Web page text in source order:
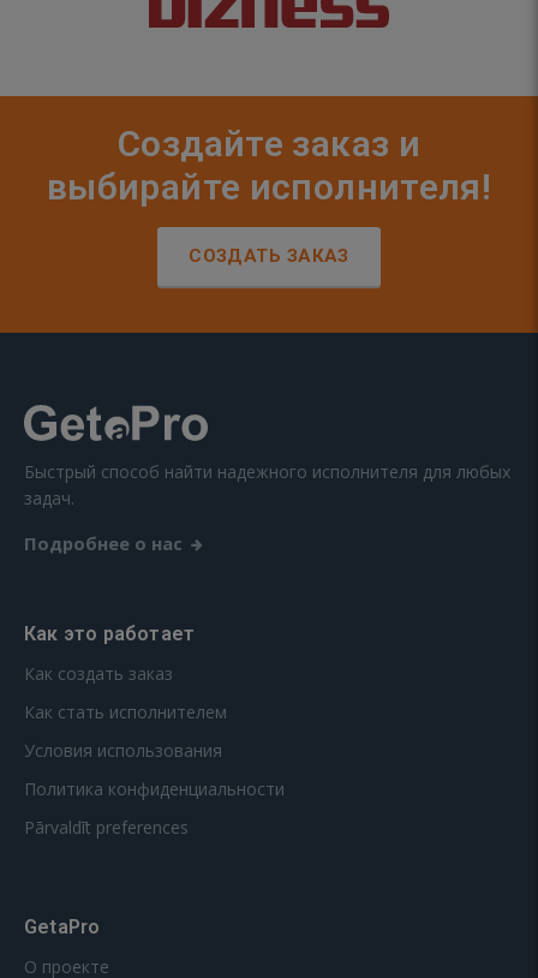
Создайте заказ и
выбирайте исполнителя!
СОЗДАТЬ ЗАКАЗ
Быстрый способ найти надежного исполнителя для любых
задач.
Подробнее о нас
Как это работает
Как создать заказ
Как стать исполнителем
Условия использования
Политика конфиденциальности
Pārvaldīt preferences
GetaPro
О проекте